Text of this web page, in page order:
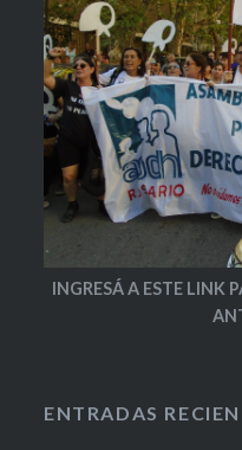
INGRESÁ A ESTE LINK
ENTRADAS